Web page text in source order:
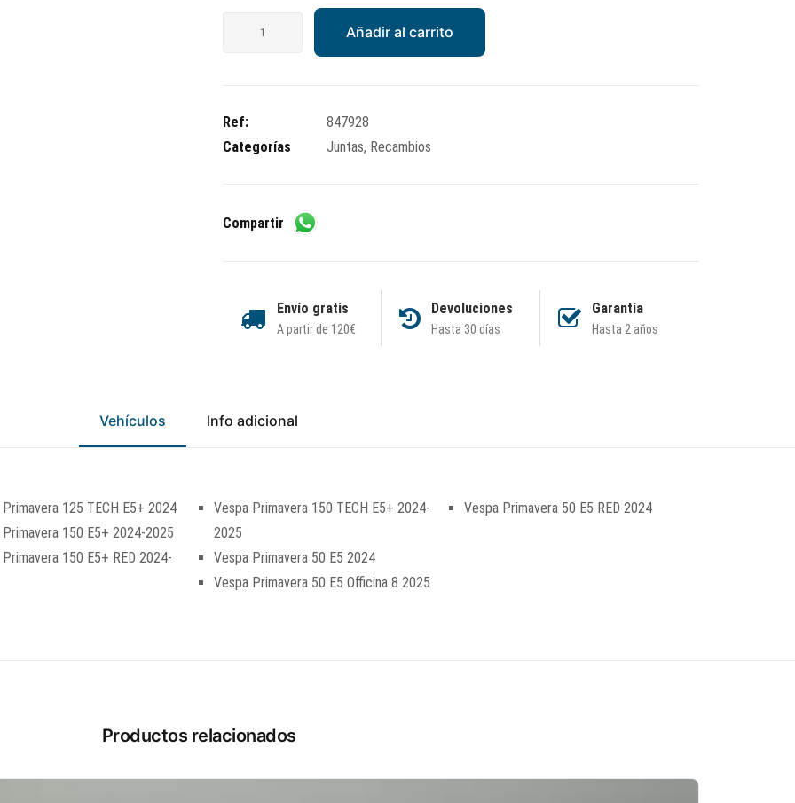
distribución
cantidad
Añadir al carrito
Ref:
847928
Categorías
Juntas, Recambios
Compartir
Envío gratis
A partir de 120€
Devoluciones
Hasta 30 días
Garantía
Hasta 2 años
Vehículos Info adicional
125 TECH E5+ 2024
150 E5+ 2024-2025
150 E5+ RED 2024-
Vespa Primavera 150 TECH E5+ 2024-
2025
Vespa Primavera 50 E5 2024
Vespa Primavera 50 E5 Officina 8 2025
Vespa Primavera 50 E5 RED 2024
Productos relacionados